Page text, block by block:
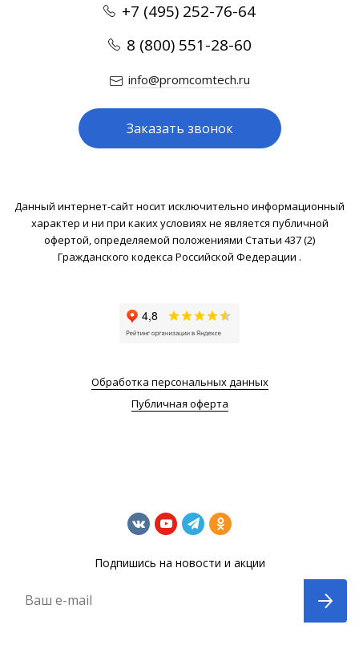
+7 (495) 252-76-64
8 (800) 551-28-60
info@promcomtech.ru
Заказать звонок
Данный интернет-сайт носит исключительно информационный
характер и ни при каких условиях не является публичной
офертой, определяемой положениями Статьи 437 (2)
Гражданского кодекса Российской Федерации .
Обработка персональных данных
Публичная оферта
Подпишись на новости и акции
Ваш e-mail